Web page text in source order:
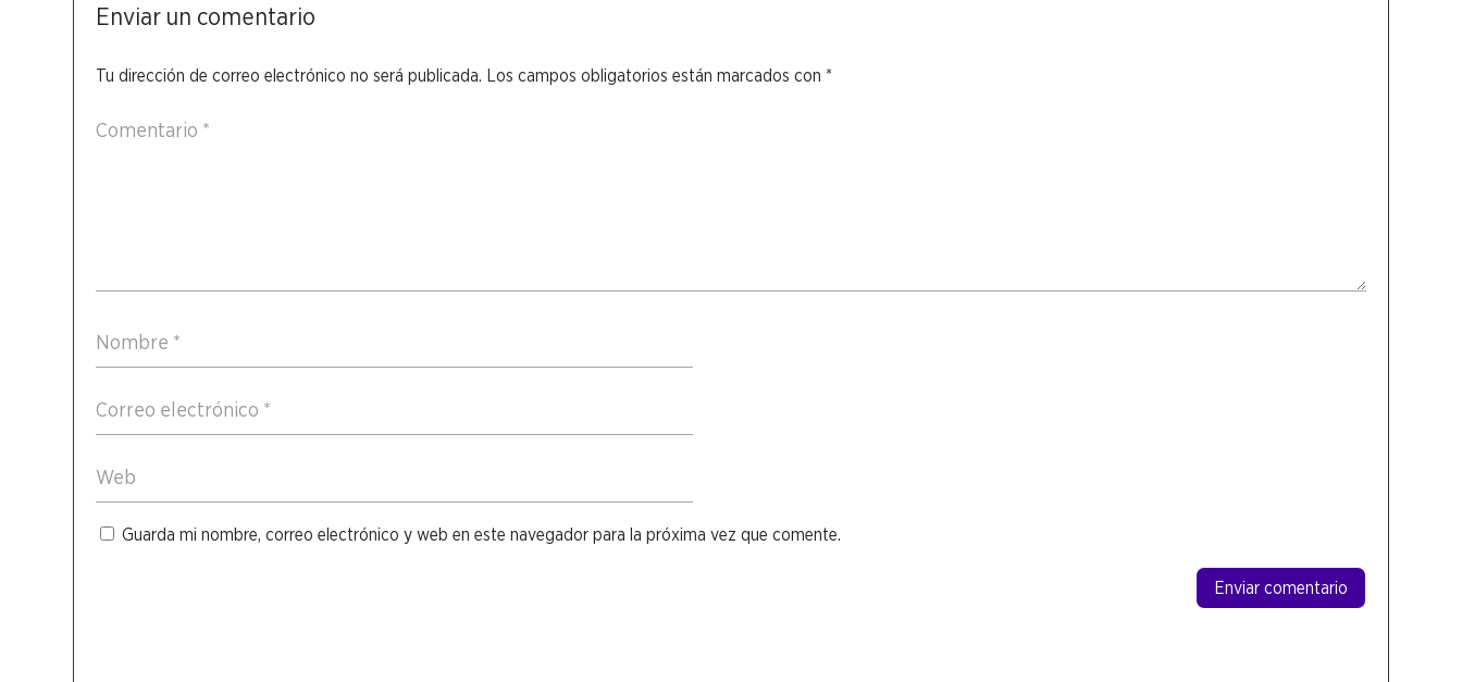
Enviar un comentario
Tu dirección de correo electrónico no será publicada. Los campos obligatorios están marcados con *
Guarda mi nombre, correo electrónico y web en este navegador para la próxima vez que comente.
Enviar comentario